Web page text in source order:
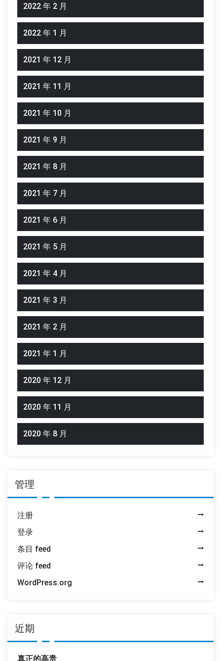
2022 年 2 月
2022 年 1 月
2021 年 12 月
2021 年 11 月
2021 年 10 月
2021 年 9 月
2021 年 8 月
2021 年 7 月
2021 年 6 月
2021 年 5 月
2021 年 4 月
2021 年 3 月
2021 年 2 月
2021 年 1 月
2020 年 12 月
2020 年 11 月
2020 年 8 月
管理
注册
登录
条目 feed
评论 feed
WordPress.org
近期
真正的高贵